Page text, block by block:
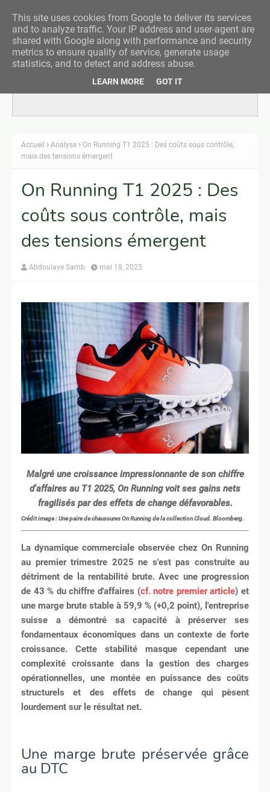
Accueil Analyse
On Running T1 2025 : Des coûts sous contrôle,
mais des tensions émergent
On Running T1 2025 : Des
coûts sous contrôle, mais
des tensions émergent
Abdoulaye Samb mai 18, 2025
Malgré une croissance impressionnante de son chiffre
d'affaires au T1 2025, On Running voit ses gains nets
fragilisés par des effets de change défavorables.
Crédit image : Une paire de chaussures On Running de la collection Cloud. Bloomberg.
La dynamique commerciale observée chez On Running
au premier trimestre 2025 ne s'est pas construite au
détriment de la rentabilité brute. Avec une progression
de 43 % du chiffre d'affaires (cf. notre premier article) et
une marge brute stable à 59,9 % (+0,2 point), l'entreprise
suisse a démontré sa capacité à préserver ses
fondamentaux économiques dans un contexte de forte
croissance. Cette stabilité masque cependant une
complexité croissante dans la gestion des charges
opérationnelles, une montée en puissance des coûts
structurels et des effets de change qui pèsent
lourdement sur le résultat net.
Une marge brute préservée grâce
au DTC
This site uses cookies from Google to deliver its services
and to analyze traffic. Your IP address and user-agent are
shared with Google along with performance and security
metrics to ensure quality of service, generate usage
statistics, and to detect and address abuse.
LEARN MORE GOT IT